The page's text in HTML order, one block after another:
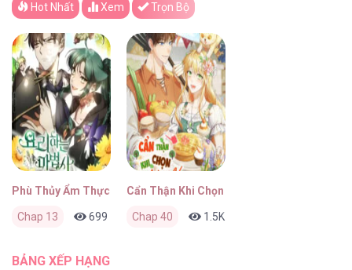
Hot Nhất Xem Trọn Bộ
Phù Thủy Ẩm Thực
Chap 13 699 0 6 tháng trước
Cẩn Thận Khi Chọn Chồng
Chap 40 1.5K
BẢNG XẾP HẠNG